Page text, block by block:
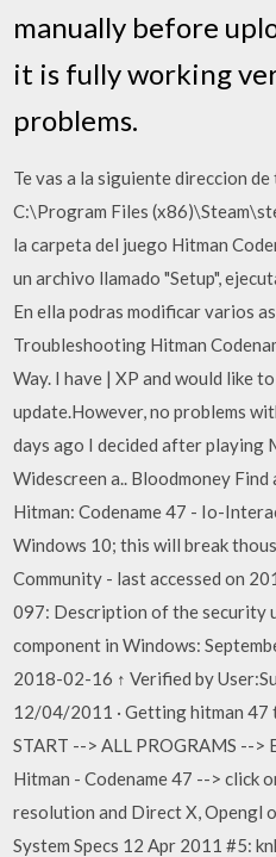
manually before
it is fully working
problems.
Te vas a la siguiente direccion
C:\Program Files
la carpeta del juego Hitman
un archivo llamado "Setup",
En ella podras modificar varios
Troubleshooting Hitman
Way. I have | XP and would like
update.However, no problems
days ago I decided after playing
Widescreen a.. Bloodmoney
Hitman: Codename 47 - Io-
Windows 10; this will break
Community - last accessed on
097: Description of the security
component in Windows:
2018-02-16 ↑ Verified by
12/04/2011 · Getting hitman 47
START --> ALL PROGRAMS -->
Hitman - Codename 47 --> click
resolution and Direct X, Opengl
System Specs 12 Apr 2011 #5: